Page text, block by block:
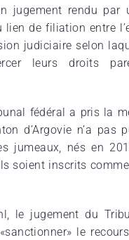
jugement rendu
de filiation entre
judiciaire selon
leurs droits
fédéral a pris la
d’Argovie n’a pas
jumeaux, nés en
soient inscrits
le jugement du
le